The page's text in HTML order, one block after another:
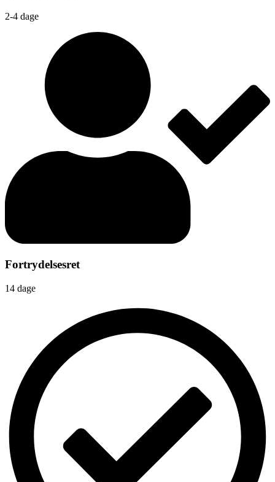
2-4 dage
Fortrydelsesret
14 dage